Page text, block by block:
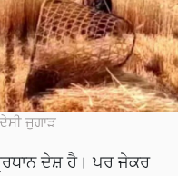
ਜੁਗਾੜ
ਦੇਸ਼ ਹੈ। ਪਰ ਜੇਕਰ